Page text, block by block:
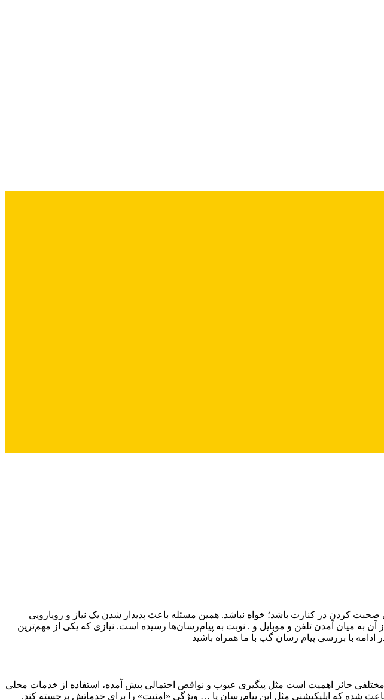
کردن در کنارت باشد؛ خواه نباشد. همین مسئله باعث پدیدار شدن یک نیاز و رویارویی
آن به میان آمدن تلفن و موبایل و . نوبت به پیام‌رسان‌ها رسیده است. نیازی که یکی از مهم‌ترین
ادامه با بررسی پیام رسان گپ با ما همراه باشید
مختلفی حائز اهمیت است مثل پیگیری عیوب و نواقص احتمالی پیش آمده، استفاده از خدمات محلی
شده که اپلیکیشنی مثل این پیام‌رسان یا … ویژگی «امنیت» را برای خدماتش برجسته کند.